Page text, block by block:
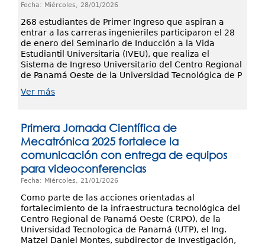
Fecha: Miércoles, 28/01/2026
268 estudiantes de Primer Ingreso que aspiran a
entrar a las carreras ingenieriles participaron el 28
de enero del Seminario de Inducción a la Vida
Estudiantil Universitaria (IVEU), que realiza el
Sistema de Ingreso Universitario del Centro Regional
de Panamá Oeste de la Universidad Tecnológica de P
Ver más
Primera Jornada Científica de
Mecatrónica 2025 fortalece la
comunicación con entrega de equipos
para videoconferencias
Fecha: Miércoles, 21/01/2026
Como parte de las acciones orientadas al
fortalecimiento de la infraestructura tecnológica del
Centro Regional de Panamá Oeste (CRPO), de la
Universidad Tecnologica de Panamá (UTP), el Ing.
Matzel Daniel Montes, subdirector de Investigación,